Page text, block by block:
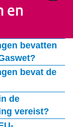
en
bevatten
bevat de
de
vereist?
investering de